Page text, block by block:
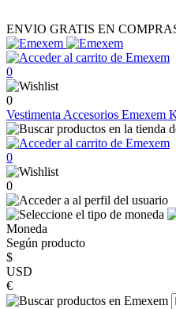
ENVIO GRATIS EN
0
0
Vestimenta Accesorios Emexem
0
0
Moneda
Según producto
$
USD
€